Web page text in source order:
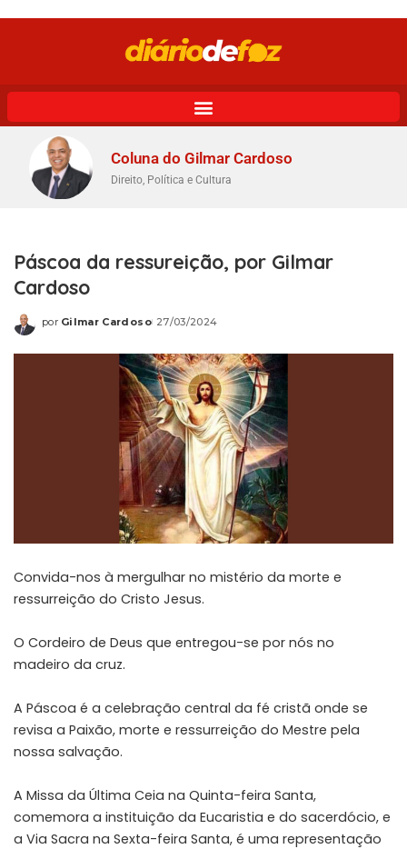
Coluna do Gilmar Cardoso
Direito, Política e Cultura
Páscoa da ressureição, por Gilmar
Cardoso
por Gilmar Cardoso 27/03/2024
Convida-nos à mergulhar no mistério da morte e
ressurreição do Cristo Jesus.
O Cordeiro de Deus que entregou-se por nós no
madeiro da cruz.
A Páscoa é a celebração central da fé cristã onde se
revisa a Paixão, morte e ressurreição do Mestre pela
nossa salvação.
A Missa da Última Ceia na Quinta-feira Santa,
comemora a instituição da Eucaristia e do sacerdócio, e
a Via Sacra na Sexta-feira Santa, é uma representação